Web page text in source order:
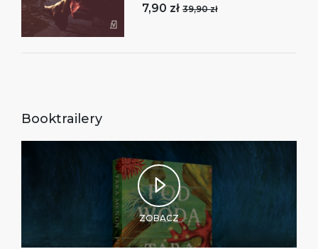
7,90 zł 39,90 zł
Booktrailery
ZOBACZ